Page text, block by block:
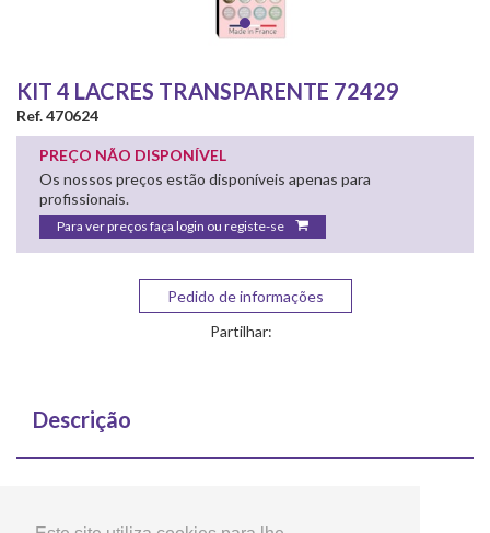
KIT 4 LACRES TRANSPARENTE 72429
Ref. 470624
PREÇO NÃO DISPONÍVEL
Os nossos preços estão disponíveis apenas para
profissionais.
Para ver preços faça login ou registe-se
Pedido de informações
Partilhar:
Descrição